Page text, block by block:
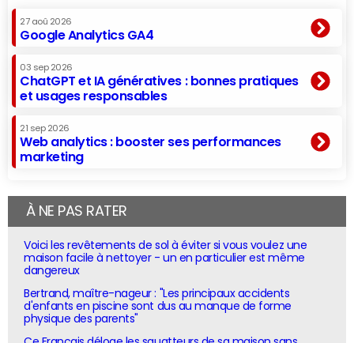
27 aoû 2026
Google Analytics GA4
03 sep 2026
ChatGPT et IA génératives : bonnes pratiques
et usages responsables
21 sep 2026
Web analytics : booster ses performances
marketing
À NE PAS RATER
Voici les revêtements de sol à éviter si vous voulez une
maison facile à nettoyer - un en particulier est même
dangereux
Bertrand, maître-nageur : "Les principaux accidents
d'enfants en piscine sont dus au manque de forme
physique des parents"